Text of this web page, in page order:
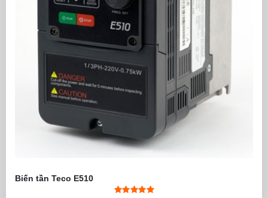
Biến tần Teco E510